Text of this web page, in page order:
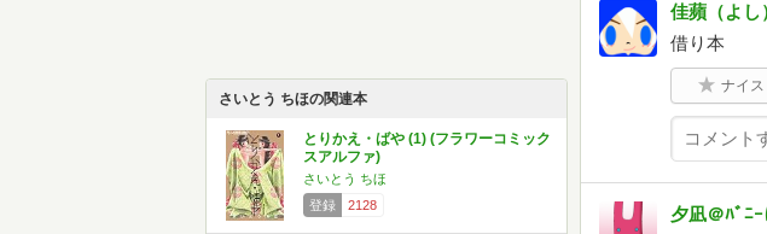
さいとう ちほの関連本
とりかえ・ばや (1) (フラワーコミック
スアルファ)
さいとう ちほ
登録
2128
佳蘋（よし
借り本
ナイス
夕凪＠ﾊﾞﾆ